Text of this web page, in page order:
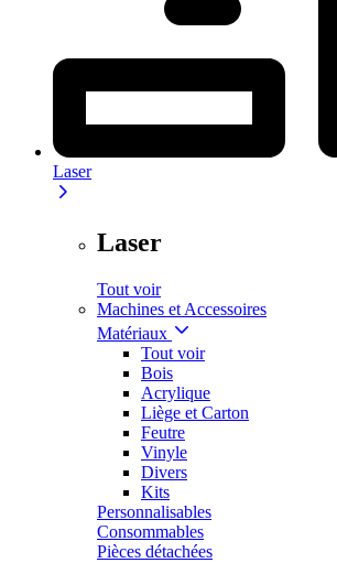
Laser
Laser
Tout voir
Machines et Accessoires
Matériaux
Tout voir
Bois
Acrylique
Liège et Carton
Feutre
Vinyle
Divers
Kits
Personnalisables
Consommables
Pièces détachées